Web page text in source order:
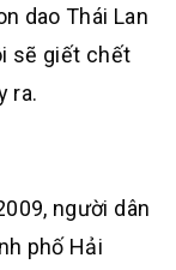
dao Thái Lan
sẽ giết chết
ra.
người dân
phố Hải